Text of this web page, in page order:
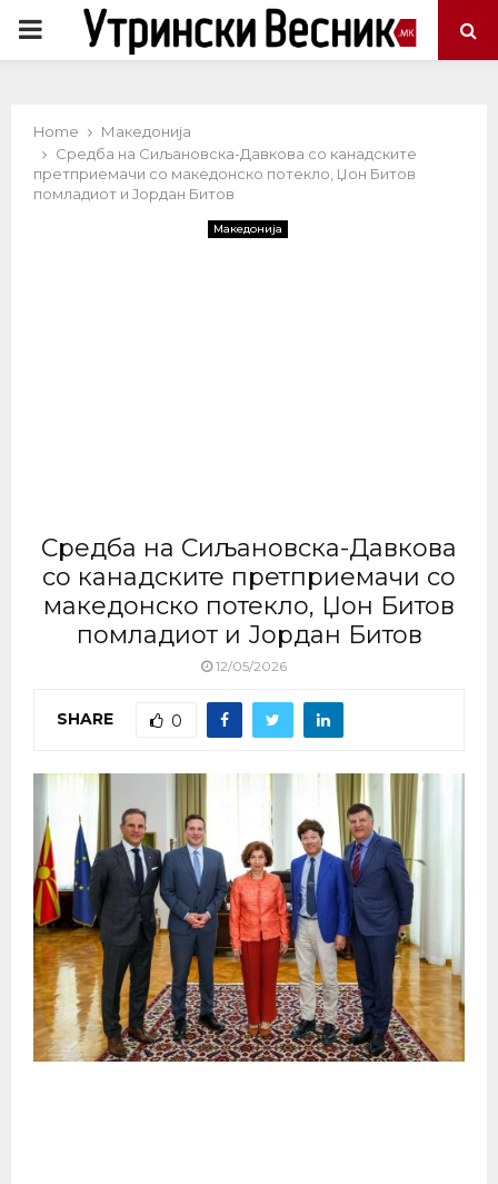
PRIMARY
Home
Македонија
Средба на Сиљановска-Давкова со канадските
претприемачи со македонско потекло, Џон Битов
помладиот и Јордан Битов
Македонија
Средба на Сиљановска-Давкова
со канадските претприемачи со
македонско потекло, Џон Битов
помладиот и Јордан Битов
12/05/2026
SHARE 0